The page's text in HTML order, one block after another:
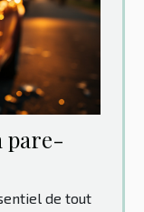
pare-
de tout